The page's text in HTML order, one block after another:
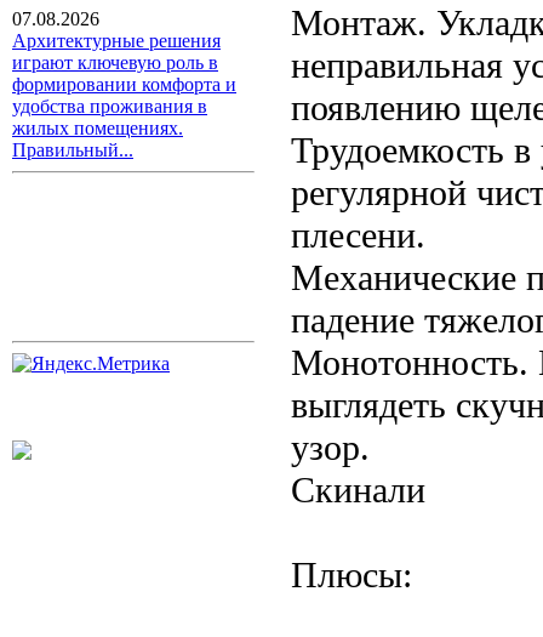
07.08.2026
Архитектурные решения
играют ключевую роль в
формировании комфорта и
удобства проживания в
жилых помещениях.
Правильный...
Монтаж.
неправильная
появлению
Трудоемкость
регулярной
плесени.
Механические
падение
Монотонность.
выглядеть
узор.
Скинали
Плюсы: